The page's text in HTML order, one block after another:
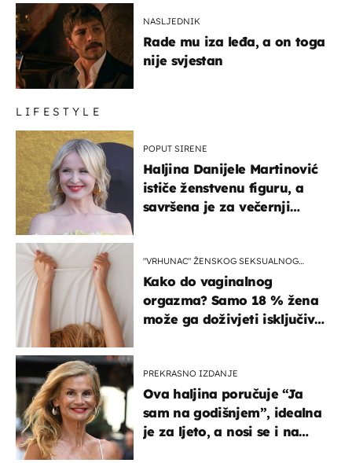
NASLJEDNIK
Rade mu iza leđa, a on toga
nije svjestan
LIFESTYLE
POPUT SIRENE
Haljina Danijele Martinović
ističe ženstvenu figuru, a
savršena je za večernji
"VRHUNAC" ŽENSKOG SEKSUALNOG
Kako do vaginalnog
orgazma? Samo 18 % žena
može ga doživjeti isključivo
PREKRASNO IZDANJE
Ova haljina poručuje “Ja
sam na godišnjem”, idealna
je za ljeto, a nosi se i na